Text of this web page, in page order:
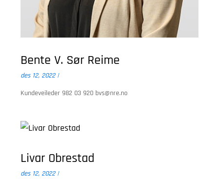
Bente V. Sør Reime
des 12, 2022|
Kundeveileder 982 03 920 bvs@nre.no
Livar Obrestad
des 12, 2022|